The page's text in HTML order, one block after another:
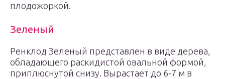
плодожоркой.
Зеленый
Ренклод Зеленый представлен в виде дерева,
обладающего раскидистой овальной формой,
приплюснутой снизу. Вырастает до 6-7 м в